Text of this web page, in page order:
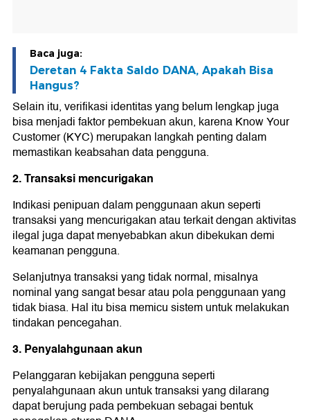
Baca juga:
Deretan 4 Fakta Saldo DANA, Apakah Bisa
Hangus?
Selain itu, verifikasi identitas yang belum lengkap juga
bisa menjadi faktor pembekuan akun, karena Know Your
Customer (KYC) merupakan langkah penting dalam
memastikan keabsahan data pengguna.
2. Transaksi mencurigakan
Indikasi penipuan dalam penggunaan akun seperti
transaksi yang mencurigakan atau terkait dengan aktivitas
ilegal juga dapat menyebabkan akun dibekukan demi
keamanan pengguna.
Selanjutnya transaksi yang tidak normal, misalnya
nominal yang sangat besar atau pola penggunaan yang
tidak biasa. Hal itu bisa memicu sistem untuk melakukan
tindakan pencegahan.
3. Penyalahgunaan akun
Pelanggaran kebijakan pengguna seperti
penyalahgunaan akun untuk transaksi yang dilarang
dapat berujung pada pembekuan sebagai bentuk